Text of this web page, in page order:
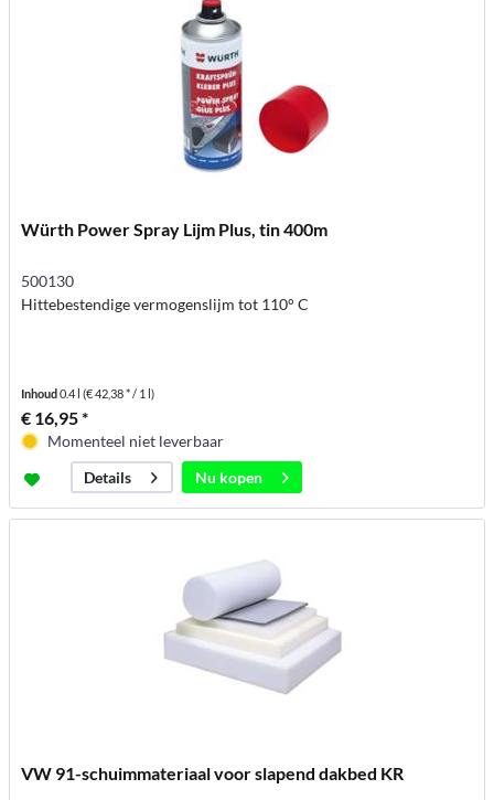
Würth Power Spray Lijm Plus, tin 400m
500130
Hittebestendige vermogenslijm tot 110° C
Inhoud0.4 l(€ 42,38 * / 1 l)
€ 16,95 *
Momenteel niet leverbaar
Details
Nu kopen
VW 91-schuimmateriaal voor slapend dakbed KR